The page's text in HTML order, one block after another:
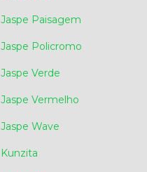
Jaspe Paisagem
Jaspe Policromo
Jaspe Verde
Jaspe Vermelho
Jaspe Wave
Kunzita